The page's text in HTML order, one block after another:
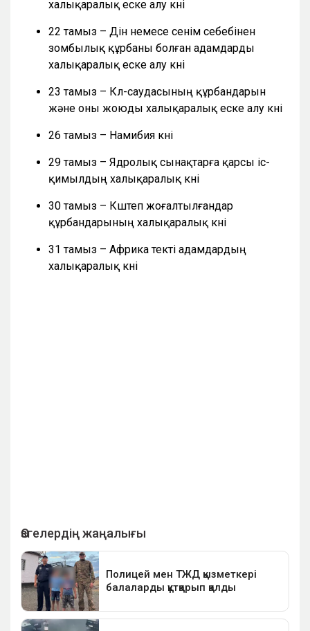
халықаралық еске алу күні
22 тамыз – Дін немесе сенім себебінен
зомбылық құрбаны болған адамдарды
халықаралық еске алу күні
23 тамыз – Күл-саудасының құрбандарын
және оны жоюды халықаралық еске алу күні
26 тамыз – Намибия күні
29 тамыз – Ядролық сынақтарға қарсы іс-
қимылдың халықаралық күні
30 тамыз – Күштеп жоғалтылғандар
құрбандарының халықаралық күні
31 тамыз – Африка текті адамдардың
халықаралық күні